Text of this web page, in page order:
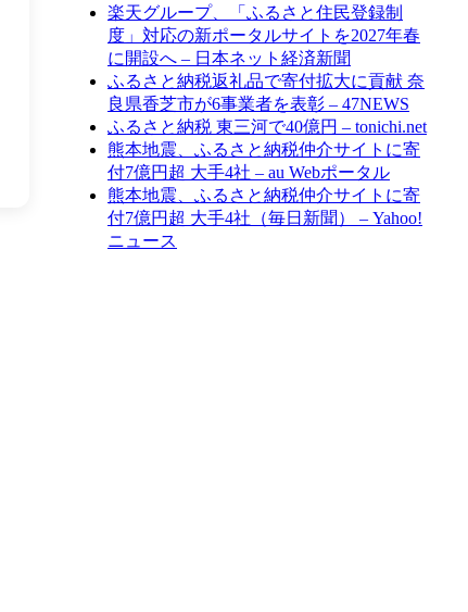
楽天グループ、「ふるさと住民登録制
度」対応の新ポータルサイトを2027年春
に開設へ – 日本ネット経済新聞
ふるさと納税返礼品で寄付拡大に貢献 奈
良県香芝市が6事業者を表彰 – 47NEWS
ふるさと納税 東三河で40億円 – tonichi.net
熊本地震、ふるさと納税仲介サイトに寄
付7億円超 大手4社 – au Webポータル
熊本地震、ふるさと納税仲介サイトに寄
付7億円超 大手4社（毎日新聞） – Yahoo!
ニュース